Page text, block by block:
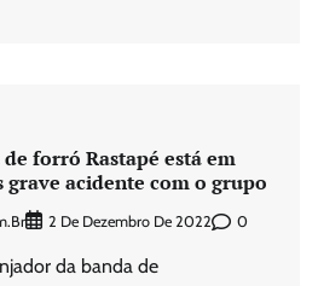
forró Rastapé está em
acidente com o grupo
2 De Dezembro De 2022 0
da banda de